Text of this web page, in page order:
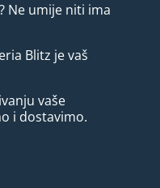
Ne umije niti ima
Blitz je vaš
vaše
i dostavimo.